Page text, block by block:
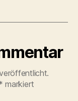
markiert